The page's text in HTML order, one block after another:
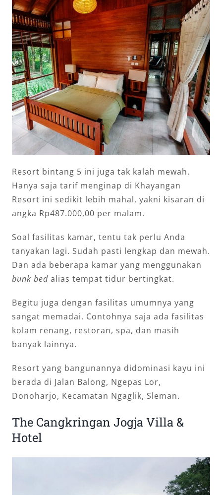
Resort bintang 5 ini juga tak kalah mewah.
Hanya saja tarif menginap di Khayangan
Resort ini sedikit lebih mahal, yakni kisaran di
angka Rp487.000,00 per malam.
Soal fasilitas kamar, tentu tak perlu Anda
tanyakan lagi. Sudah pasti lengkap dan mewah.
Dan ada beberapa kamar yang menggunakan
bunk bedalias tempat tidur bertingkat.
Begitu juga dengan fasilitas umumnya yang
sangat memadai. Contohnya saja ada fasilitas
kolam renang, restoran, spa, dan masih
banyak lainnya.
Resort yang bangunannya didominasi kayu ini
berada di Jalan Balong, Ngepas Lor,
Donoharjo, Kecamatan Ngaglik, Sleman.
The Cangkringan Jogja Villa &
Hotel